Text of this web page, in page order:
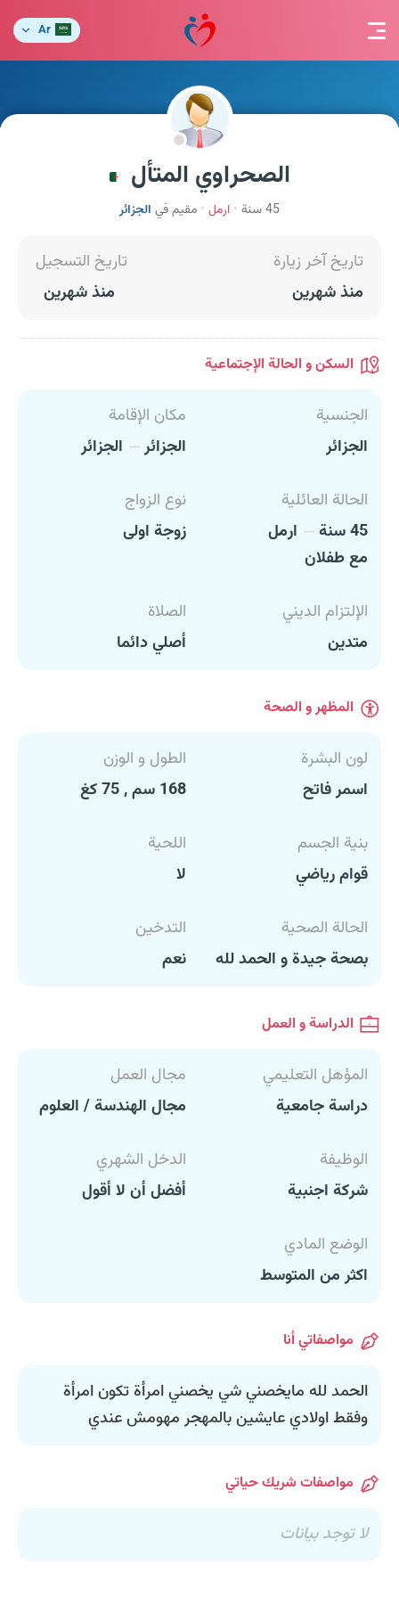
Ar
الصحراوي المتأل
45 سنة ارمل مقيم في الجزائر
تاريخ آخر زيارة
منذ شهرين
تاريخ التسجيل
منذ شهرين
السكن و الحالة الإجتماعية
الجنسية
الجزائر
مكان الإقامة
الجزائر
الجزائر
الحالة العائلية
45 سنة
ارمل
مع طفلان
نوع الزواج
زوجة اولى
الإلتزام الديني
متدين
الصلاة
أصلي دائما
المظهر و الصحة
لون البشرة
اسمر فاتح
الطول و الوزن
168 سم , 75 كغ
بنية الجسم
قوام رياضي
اللحية
لا
الحالة الصحية
بصحة جيدة و الحمد لله
التدخين
نعم
الدراسة و العمل
المؤهل التعليمي
دراسة جامعية
مجال العمل
مجال الهندسة / العلوم
الوظيفة
شركة اجنبية
الدخل الشهري
أفضل أن لا أقول
الوضع المادي
اكثر من المتوسط
مواصفاتي أنا
الحمد لله مايخصني شي يخصني امرأة تكون امرأة
وفقط اولادي عايشين بالمهجر مهومش عندي
مواصفات شريك حياتي
لا توجد بيانات